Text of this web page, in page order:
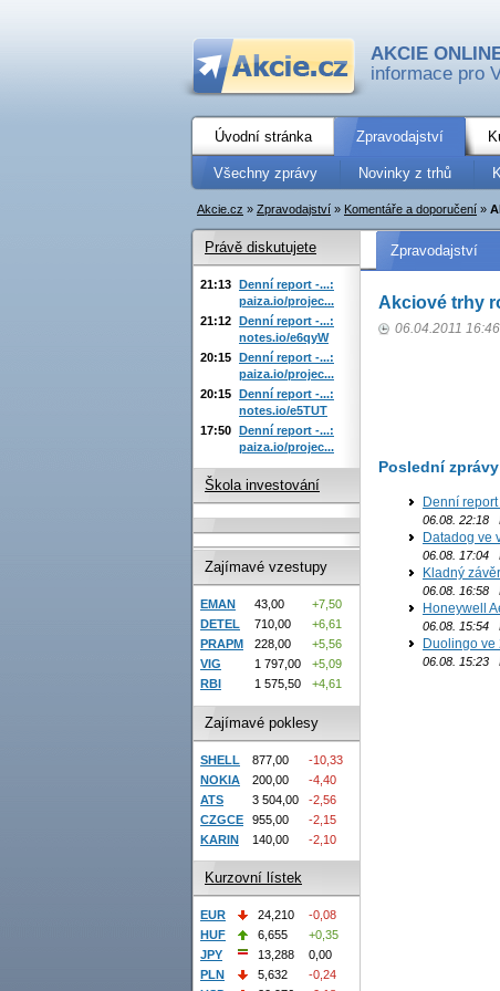
AKCIE
informace pro
Úvodní stránka Zpravodajství
Všechny zprávy Novinky z trhů
Akcie.cz » Zpravodajství » Komentáře a doporučení »
Zpravodajství
Akciové trhy
06.04.2011
Poslední zprávy
Denní
06.08. 22:18
Datadog ve
06.08. 17:04
Kladný
06.08. 16:58
Honeywell
06.08. 15:54
Duolingo ve
06.08. 15:23
Právě diskutujete
21:13 Denní report -...:
paiza.io/projec...
21:12 Denní report -...:
notes.io/e6qyW
20:15 Denní report -...:
paiza.io/projec...
20:15 Denní report -...:
notes.io/e5TUT
17:50 Denní report -...:
paiza.io/projec...
Škola investování
Zajímavé vzestupy
EMAN 43,00
+7,50
DETEL
710,00
+6,61
PRAPM
228,00
+5,56
VIG
1 797,00
+5,09
RBI
1 575,50 +4,61
Zajímavé poklesy
SHELL 877,00
-10,33
NOKIA
200,00
-4,40
ATS
3 504,00
-2,56
CZGCE
955,00
-2,15
KARIN
140,00 -2,10
Kurzovní lístek
EUR 24,210
-0,08
HUF
6,655
+0,35
JPY
13,288
0,00
PLN
5,632
-0,24